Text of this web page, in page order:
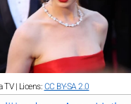
TV | Licens:CC BY-SA 2.0